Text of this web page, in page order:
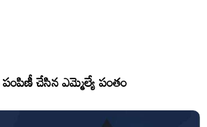
చేసిన ఎమ్మెల్యే పంతం